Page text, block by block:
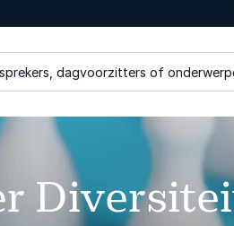
dagvoorzitters of